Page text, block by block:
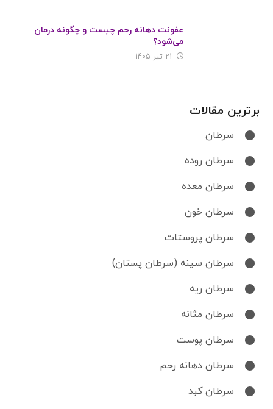
عفونت دهانه رحم چیست و چگونه درمان
می‌شود؟
21 تیر 1405
برترین مقالات
سرطان
سرطان روده
سرطان معده
سرطان خون
سرطان پروستات
سرطان سینه (سرطان پستان)
سرطان ریه
سرطان مثانه
سرطان پوست
سرطان دهانه رحم
سرطان کبد